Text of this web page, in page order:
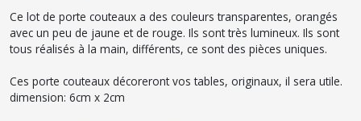
Ce lot de porte couteaux a des couleurs transparentes, orangés
avec un peu de jaune et de rouge. Ils sont très lumineux. Ils sont
tous réalisés à la main, différents, ce sont des pièces uniques.
Ces porte couteaux décoreront vos tables, originaux, il sera utile.
dimension: 6cm x 2cm